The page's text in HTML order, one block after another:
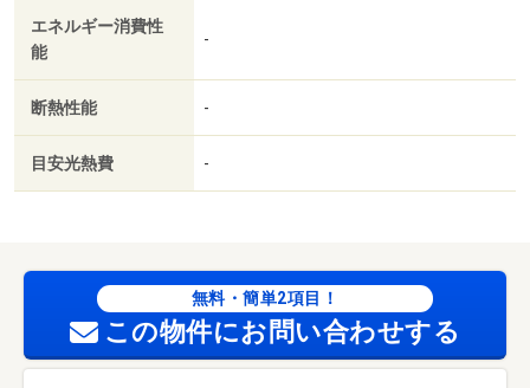
エネルギー消費性
能
-
断熱性能 -
目安光熱費 -
無料・簡単2項目！
この物件にお問い合わせする